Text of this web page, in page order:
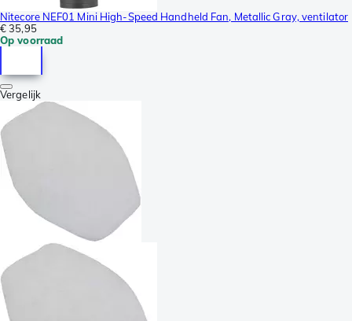
Nitecore NEF01 Mini High-Speed Handheld Fan, Metallic Gray, ventilator
€ 35,95
Op voorraad
Vergelijk